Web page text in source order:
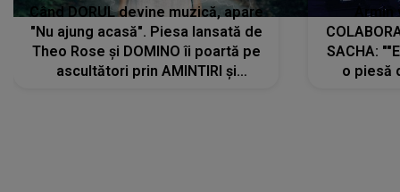
Când DORUL devine muzică, apare
"Nu ajung acasă". Piesa lansată de
Theo Rose și DOMINO îi poartă pe
ascultători prin AMINTIRI și
SACHA:
o piesă